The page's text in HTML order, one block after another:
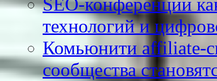
технологий и
Комьюнити affiliate-
сообщества